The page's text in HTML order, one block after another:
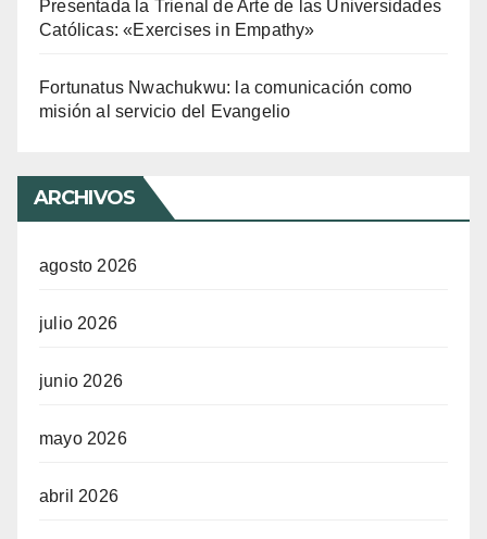
Presentada la Trienal de Arte de las Universidades
Católicas: «Exercises in Empathy»
Fortunatus Nwachukwu: la comunicación como
misión al servicio del Evangelio
ARCHIVOS
agosto 2026
julio 2026
junio 2026
mayo 2026
abril 2026